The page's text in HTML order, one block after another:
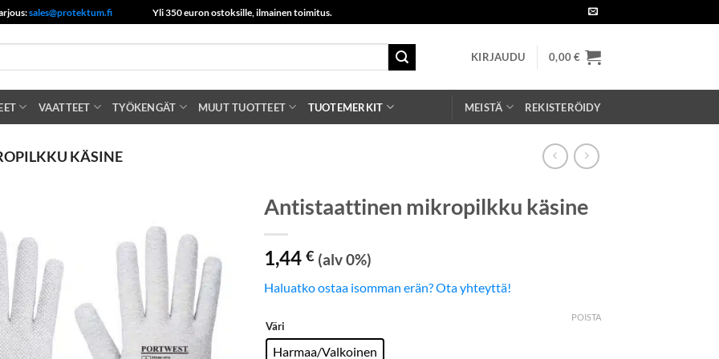
sales@protektum.fiYli 350 euron ostoksille, ilmainen toimitus.
KIRJAUDU 0,00€
VAATTEET TYÖKENGÄT MUUT TUOTTEET TUOTEMERKIT MEISTÄ REKISTERÖIDY
KÄSINE
Antistaattinen mikropilkku käsine
1,44 € (alv 0%)
Haluatko ostaa isomman erän? Ota yhteyttä!
Väri
Harmaa/Valkoinen
POISTA